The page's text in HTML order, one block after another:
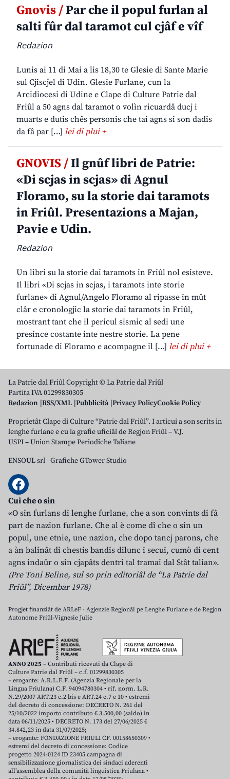
Gnovis /Par che il popul furlan al
salti fûr dal taramot cul cjâf e vîf
Redazion
Lunis ai 11 di Mai a lis 18,30 te Glesie di Sante Marie
sul Cjiscjel di Udin. Glesie Furlane, cun la
Arcidiocesi di Udine e Clape di Culture Patrie dal
Friûl a 50 agns dal taramot o volìn ricuardâ ducj i
muarts e dutis chês personis che tai agns si son dadis
da fâ par […] lei di plui +
GNOVIS /Il gnûf libri de Patrie:
«Di scjas in scjas» di Agnul
Floramo, su la storie dai taramots
in Friûl. Presentazions a Majan,
Pavie e Udin.
Redazion
Un libri su la storie dai taramots in Friûl nol esisteve.
Il libri «Di scjas in scjas, i taramots inte storie
furlane» di Agnul/Angelo Floramo al ripasse in mût
clâr e cronologjic la storie dai taramots in Friûl,
mostrant tant che il pericul sismic al sedi une
presince costante inte nestre storie. La pene
fortunade di Floramo e acompagne il […] lei di plui +
La Patrie dal Friûl Copyright © La Patrie dal Friûl
Partita IVA 01299830305
Redazion RSS/XML Pubblicità Privacy PolicyCookie Policy
Proprietât Clape di Culture “Patrie dal Friûl”. I articui a son scrits in
lenghe furlane e cu la grafie uficiâl de Regjon Friûl – V.J.
USPI – Union Stampe Periodiche Taliane
ENSOUL srl-Grafiche GTower Studio
Cui che o sin
«O sin furlans di lenghe furlane, che a son convints di fâ
part de nazion furlane. Che al è come dî che o sin un
popul, une etnie, une nazion, che dopo tancj parons, che
a àn balinât di chestis bandis dilunc i secui, cumò di cent
agns indaûr o sin cjapâts dentri tal tramai dal Stât talian».
(Pre Toni Beline, sul so prin editoriâl de “La Patrie dal
Friûl”, Dicembar 1978)
Progjet finanziât de ARLeF - Agjenzie Regjonâl pe Lenghe Furlane e de Regjon
Autonome Friûl-Vignesie Julie
ANNO 2025 – Contributi ricevuti da Clape di
Culture Patrie dal Friûl – c.f. 01299830305
– erogante: A.R.L.E.F. (Agenzia Regionale per la
Lingua Friulana) C.F. 94094780304 • rif. norm. L.R.
N.29/2007 ART.23 c.2 bis e ART.24 c.7 e 10 • estremi
del decreto di concessione: DECRETO N. 261 del
25/10/2022 importo contributo € 3.500,00 (saldo) in
data 06/11/2025 • DECRETO N. 173 del 27/06/2025 €
34.842,23 in data 31/07/2025;
– erogante: FONDAZIONE FRIULI CF. 00158650309 •
estremi del decreto di concessione: Codice
progetto 2024-0124 ID 23405 campagna di
sensibilizzazione giornalistica dei sindaci aderenti
all’assemblea della comunità linguistica Friulana •